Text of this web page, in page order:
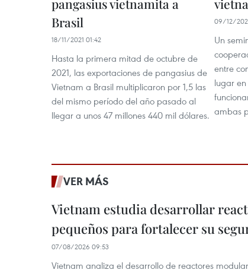
pangasius vietnamita a
Brasil
18/11/2021 01:42
Hasta la primera mitad de octubre de
2021, las exportaciones de pangasius de
Vietnam a Brasil multiplicaron por 1,5 las
del mismo período del año pasado al
llegar a unos 47 millones 440 mil dólares.
09/12/
Un
entre
lugar
ambas
VER MÁS
Vietnam estudia desarrollar
pequeños para fortalecer su
07/08/2026 09:53
Vietnam analiza el desarrollo de reactores